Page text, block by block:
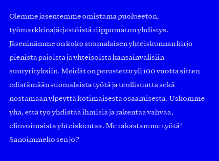
Olemme jäsentemme omistama puolueeton,
työmarkkinajärjestöistä riippumaton yhdistys.
Jäseninämme on koko suomalaisen yhteiskunnan kirjo
pienistä pajoista ja yhteisöistä kansainvälisiin
suuryrityksiin. Meidät on perustettu yli 100 vuotta sitten
edistämään suomalaista työtä ja teollisuutta sekä
nostamaan ylpeyttä kotimaisesta osaamisesta. Uskomme
yhä, että työ yhdistää ihmisiä ja rakentaa vahvaa,
elinvoimaista yhteiskuntaa. Me rakastamme työtä!
Sanoimmeko sen jo?